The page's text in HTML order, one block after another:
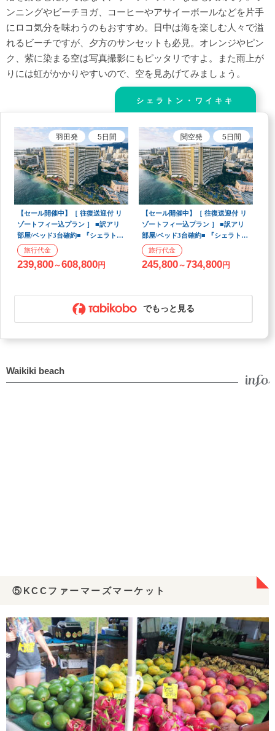
ンニングやビーチヨガ、コーヒーやアサイーボールなどを片手
にロコ気分を味わうのもおすすめ。日中は海を楽しむ人々で溢
れるビーチですが、夕方のサンセットも必見。オレンジやピン
ク、紫に染まる空は写真撮影にもピッタリですよ。また雨上が
りには虹がかかりやすいので、空を見あげてみましょう。
シェラトン・ワイキキ
【セール開催中】［ 往復送迎付 リ
ゾートフィー込プラン ］ ■訳アリ
部屋/ベッド3台確約■ 『シェラトン
ワイキキ/トリプルルーム（5階～6
階/ラナイなし）』 ＜羽田発・アラ
スカ航空（ハワイアンブランド
羽田発 5 日間
239,800～608,800円
【セール開催中】［ 往復送迎付 リ
ゾートフィー込プラン ］ ■訳アリ
部屋/ベッド3台確約■ 『シェラトン
ワイキキ/トリプルルーム（5階～6
階/ラナイなし）』 ＜関空発・アラ
スカ航空（ハワイアンブランド
関空発 5 日間
245,800～734,800円
でもっと見る
Waikiki beach
⑤KCCファーマーズマーケット